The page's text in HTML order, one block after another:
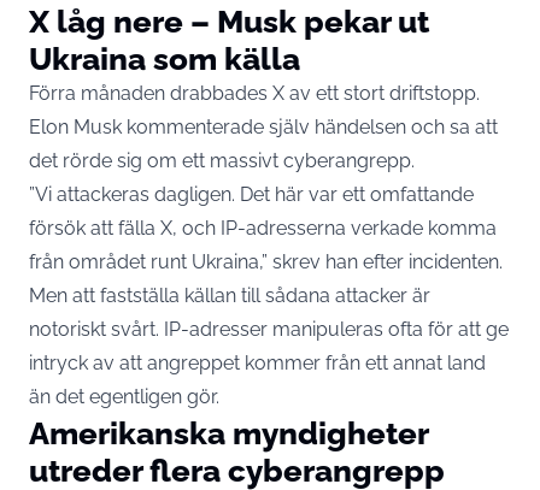
X låg nere – Musk pekar ut
Ukraina som källa
Förra månaden drabbades X av ett stort driftstopp.
Elon Musk kommenterade själv händelsen och sa att
det rörde sig om ett massivt cyberangrepp.
”Vi attackeras dagligen. Det här var ett omfattande
försök att fälla X, och IP-adresserna verkade komma
från området runt Ukraina,” skrev han efter incidenten.
Men att fastställa källan till sådana attacker är
notoriskt svårt. IP-adresser manipuleras ofta för att ge
intryck av att angreppet kommer från ett annat land
än det egentligen gör.
Amerikanska myndigheter
utreder flera cyberangrepp